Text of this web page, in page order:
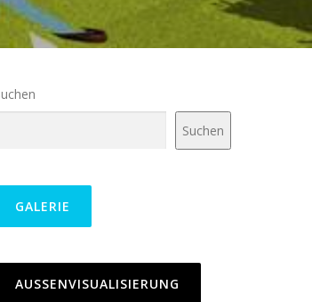
Suchen
GALERIE
AUSSENVISUALISIERUNG